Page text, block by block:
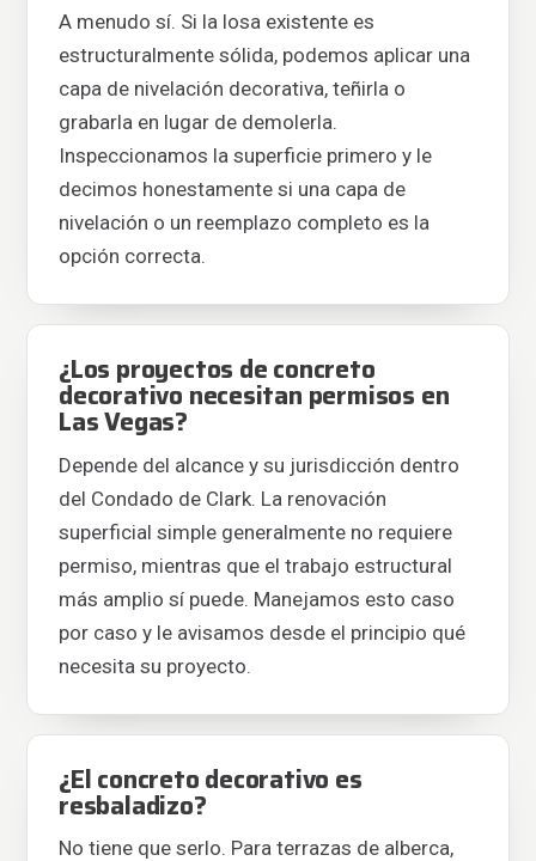
A menudo sí. Si la losa existente es
estructuralmente sólida, podemos aplicar una
capa de nivelación decorativa, teñirla o
grabarla en lugar de demolerla.
Inspeccionamos la superficie primero y le
decimos honestamente si una capa de
nivelación o un reemplazo completo es la
opción correcta.
¿Los proyectos de concreto
decorativo necesitan permisos en
Las Vegas?
Depende del alcance y su jurisdicción dentro
del Condado de Clark. La renovación
superficial simple generalmente no requiere
permiso, mientras que el trabajo estructural
más amplio sí puede. Manejamos esto caso
por caso y le avisamos desde el principio qué
necesita su proyecto.
¿El concreto decorativo es
resbaladizo?
No tiene que serlo. Para terrazas de alberca,